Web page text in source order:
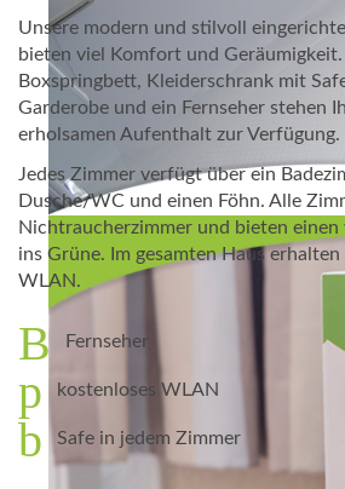
Unsere modern und stilvoll
bieten viel Komfort und Geräumigkeit.
Boxspringbett, Kleiderschrank mit
Garderobe und ein Fernseher stehen
erholsamen Aufenthalt zur Verfügung.
Jedes Zimmer verfügt über ein
Dusche/WC und einen Föhn. Alle
Nichtraucherzimmer und bieten
ins Grüne. Im gesamten Haus
WLAN.
Fernseher
kostenloses WLAN
Safe in jedem Zimmer